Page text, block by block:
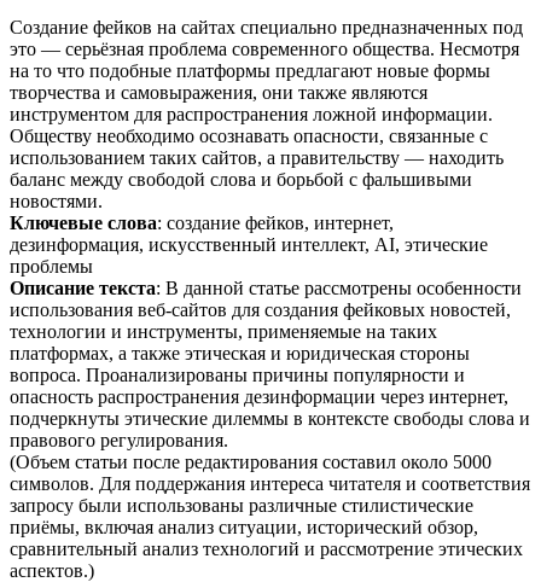
Создание фейков на сайтах специально предназначенных под
это — серьёзная проблема современного общества. Несмотря
на то что подобные платформы предлагают новые формы
творчества и самовыражения, они также являются
инструментом для распространения ложной информации.
Обществу необходимо осознавать опасности, связанные с
использованием таких сайтов, а правительству — находить
баланс между свободой слова и борьбой с фальшивыми
новостями.
Ключевые слова: создание фейков, интернет,
дезинформация, искусственный интеллект, AI, этические
проблемы
Описание текста: В данной статье рассмотрены особенности
использования веб-сайтов для создания фейковых новостей,
технологии и инструменты, применяемые на таких
платформах, а также этическая и юридическая стороны
вопроса. Проанализированы причины популярности и
опасность распространения дезинформации через интернет,
подчеркнуты этические дилеммы в контексте свободы слова и
правового регулирования.
(Объем статьи после редактирования составил около 5000
символов. Для поддержания интереса читателя и соответствия
запросу были использованы различные стилистические
приёмы, включая анализ ситуации, исторический обзор,
сравнительный анализ технологий и рассмотрение этических
аспектов.)